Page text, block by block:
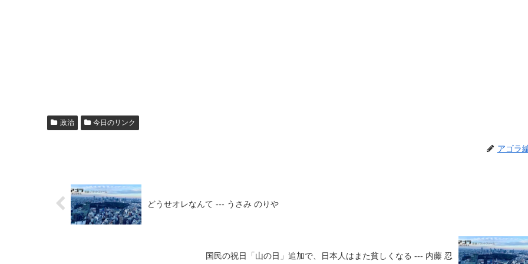
政治 今日のリンク
アゴラ
どうせオレなんて --- うさみ のりや
国民の祝日「山の日」追加で、日本人はまた貧しくなる --- 内藤 忍